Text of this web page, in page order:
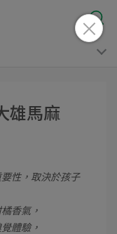
雄馬麻
性，取決於孩子
香氣，
體驗，